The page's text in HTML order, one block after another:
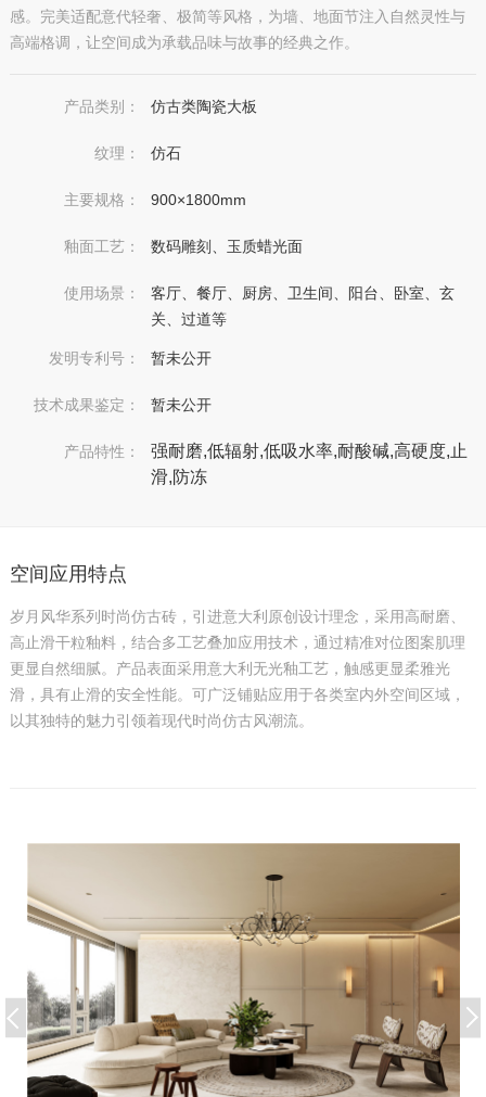
感。完美适配意代轻奢、极简等风格，为墙、地面节注入自然灵性与
高端格调，让空间成为承载品味与故事的经典之作。
产品类别： 仿古类陶瓷大板
纹理： 仿石
主要规格： 900×1800mm
釉面工艺： 数码雕刻、玉质蜡光面
使用场景：
客厅、餐厅、厨房、卫生间、阳台、卧室、玄
关、过道等
发明专利号： 暂未公开
技术成果鉴定： 暂未公开
产品特性：
强耐磨,低辐射,低吸水率,耐酸碱,高硬度,止
滑,防冻
空间应用特点
岁月风华系列时尚仿古砖，引进意大利原创设计理念，采用高耐磨、
高止滑干粒釉料，结合多工艺叠加应用技术，通过精准对位图案肌理
更显自然细腻。产品表面采用意大利无光釉工艺，触感更显柔雅光
滑，具有止滑的安全性能。可广泛铺贴应用于各类室内外空间区域，
以其独特的魅力引领着现代时尚仿古风潮流。